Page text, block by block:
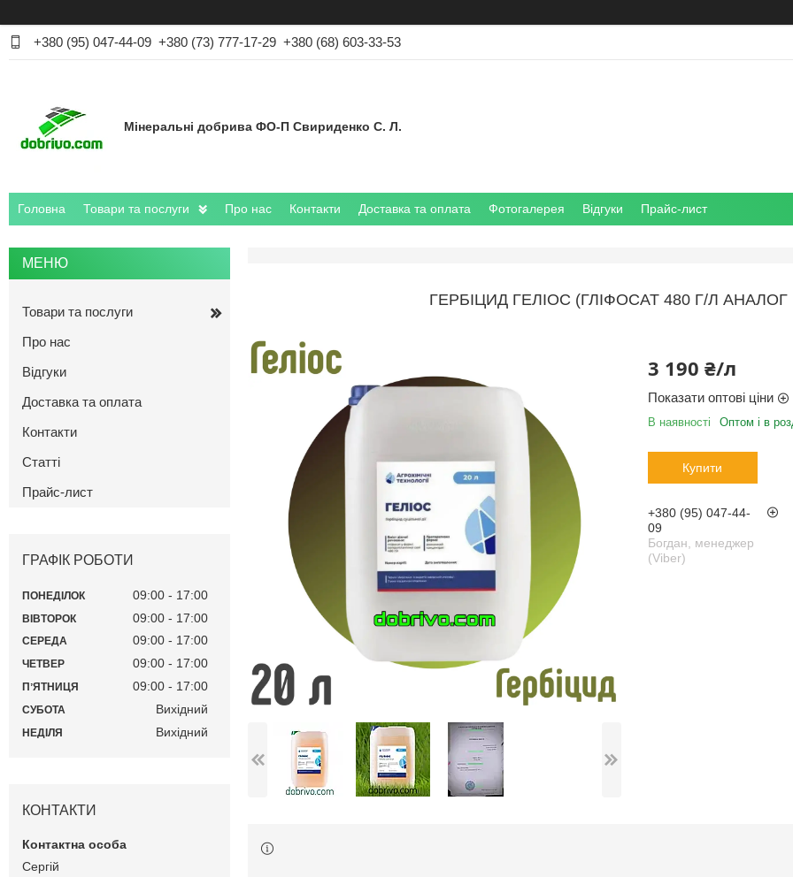
+380 (95) 047-44-09 +380 (73) 777-17-29 +380 (68) 603-33-53
Мінеральні добрива ФО-П Свириденко С. Л.
Головна Товари та послуги Про нас Контакти Доставка та оплата Фотогалерея Відгуки Прайс-лист
ГЕРБІЦИД ГЕЛІОС (ГЛІФОСАТ 480 Г/Л
3 190 ₴/л
Показати оптові ціни
В наявності Оптом і в
Купити
+380 (95) 047-44-
09
Богдан, менеджер
(Viber)
Товари та послуги
Про нас
Відгуки
Доставка та оплата
Контакти
Статті
Прайс-лист
ГРАФІК РОБОТИ
ПОНЕДІЛОК 09:00 17:00
ВІВТОРОК 09:00 17:00
СЕРЕДА 09:00 17:00
ЧЕТВЕР 09:00 17:00
ПʼЯТНИЦЯ 09:00 17:00
СУБОТА Вихідний
НЕДІЛЯ Вихідний
КОНТАКТИ
Сергій